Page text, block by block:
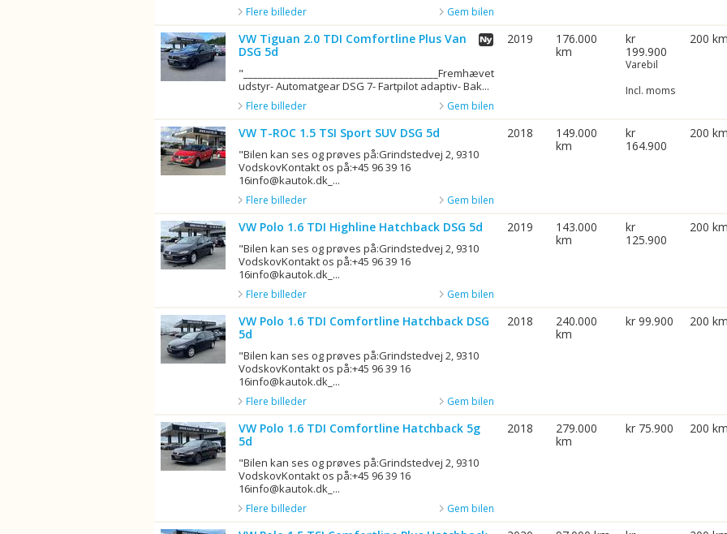
Gem bilen
Flere billeder
VW Tiguan 2.0 TDI Comfortline Plus Van
DSG 5d
"________________________________________Fremhævet
udstyr- Automatgear DSG 7- Fartpilot adaptiv- Bak...
Gem bilen
Flere billeder
2019
176.000
km
kr
199.900
Varebil
Incl. moms
200 km
VW T-ROC 1.5 TSI Sport SUV DSG 5d
"Bilen kan ses og prøves på:Grindstedvej 2, 9310
VodskovKontakt os på:+45 96 39 16
16info@kautok.dk_...
Gem bilen
Flere billeder
2018
149.000
km
kr
164.900
200 km
VW Polo 1.6 TDI Highline Hatchback DSG 5d
"Bilen kan ses og prøves på:Grindstedvej 2, 9310
VodskovKontakt os på:+45 96 39 16
16info@kautok.dk_...
Gem bilen
Flere billeder
2019
143.000
km
kr
125.900
200 km
VW Polo 1.6 TDI Comfortline Hatchback DSG
5d
"Bilen kan ses og prøves på:Grindstedvej 2, 9310
VodskovKontakt os på:+45 96 39 16
16info@kautok.dk_...
Gem bilen
Flere billeder
2018
240.000
km
kr 99.900 200 km
VW Polo 1.6 TDI Comfortline Hatchback 5g
5d
"Bilen kan ses og prøves på:Grindstedvej 2, 9310
VodskovKontakt os på:+45 96 39 16
16info@kautok.dk_...
Gem bilen
Flere billeder
2018
279.000
km
kr 75.900 200 km